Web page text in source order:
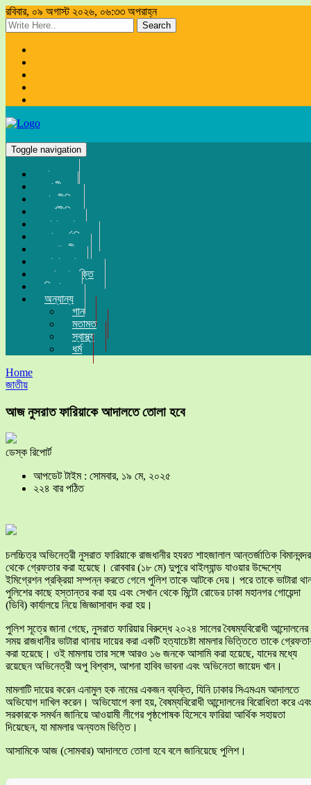
রবিবার, ০৯ অগাস্ট ২০২৬, ০৬:৩৩ অপরাহ্ন
Search
Toggle navigation
প্রচ্ছদ
জাতীয়
রাজনীতি
অর্থনীতি
সারা দেশ
আন্তর্জাতিক
সম্পাদকীয়
খেলা-ধুলা
তথ্য-প্রযুক্তি
বিনোদন
অন্যান্য
গান
মতামত
স্বাস্থ্য
ধর্ম
Home
জাতীয়
আজ নুসরাত ফারিয়াকে আদালতে তোলা হবে
ডেস্ক রিপোর্ট
আপডেট টাইম : সোমবার, ১৯ মে, ২০২৫
২২৪ বার পঠিত
চলচ্চিত্র অভিনেত্রী নুসরাত ফারিয়াকে রাজধানীর হযরত শাহজালাল আন্তর্জাতিক বিমানবন্দর
থেকে গ্রেফতার করা হয়েছে। রোববার (১৮ মে) দুপুরে থাইল্যান্ড যাওয়ার উদ্দেশ্যে
ইমিগ্রেশন প্রক্রিয়া সম্পন্ন করতে গেলে পুলিশ তাকে আটকে দেয়। পরে তাকে ভাটারা
পুলিশের কাছে হস্তান্তর করা হয় এবং সেখান থেকে মিন্টো রোডের ঢাকা মহানগর গোয়েন্দা
(ডিবি) কার্যালয়ে নিয়ে জিজ্ঞাসাবাদ করা হয়।
পুলিশ সূত্রে জানা গেছে, নুসরাত ফারিয়ার বিরুদ্ধে ২০২৪ সালের বৈষম্যবিরোধী আন্দোলনের
সময় রাজধানীর ভাটারা থানায় দায়ের করা একটি হত্যাচেষ্টা মামলার ভিত্তিতে তাকে
করা হয়েছে। ওই মামলায় তার সঙ্গে আরও ১৬ জনকে আসামি করা হয়েছে, যাদের মধ্যে
রয়েছেন অভিনেত্রী অপু বিশ্বাস, আশনা হাবিব ভাবনা এবং অভিনেতা জায়েদ খান।
মামলাটি দায়ের করেন এনামুল হক নামের একজন ব্যক্তি, যিনি ঢাকার সিএমএম আদালতে
অভিযোগ দাখিল করেন। অভিযোগে বলা হয়, বৈষম্যবিরোধী আন্দোলনের বিরোধিতা করে এবং
সরকারকে সমর্থন জানিয়ে আওয়ামী লীগের পৃষ্ঠপোষক হিসেবে ফারিয়া আর্থিক সহায়তা
দিয়েছেন, যা মামলার অন্যতম ভিত্তি।
আসামিকে আজ (সোমবার) আদালতে তোলা হবে বলে জানিয়েছে পুলিশ।